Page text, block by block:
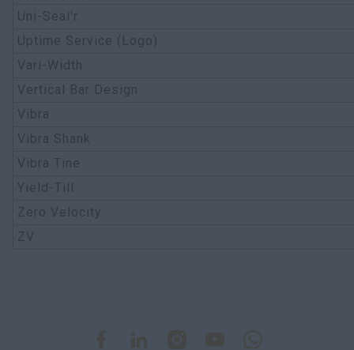
Uni-Seal'r
Uptime Service (Logo)
Vari-Width
Vertical Bar Design
Vibra
Vibra Shank
Vibra Tine
Yield-Till
Zero Velocity
ZV